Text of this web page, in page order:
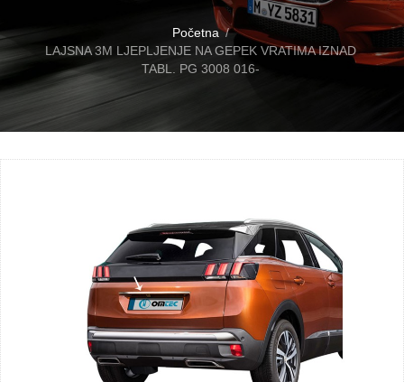
Početna
LAJSNA 3M LJEPLJENJE NA GEPEK VRATIMA IZNAD
TABL. PG 3008 016-